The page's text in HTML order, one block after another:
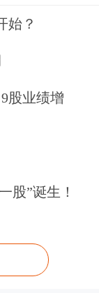
来讲还比
式直接或
。具体操
的发行面
位为1手
可转债申
获得的配
申购新股
始？
股业绩增
股”诞生！